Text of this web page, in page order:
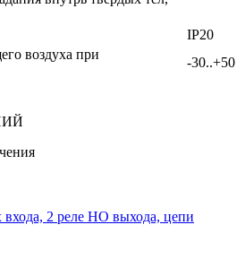
IP20
воздуха при
-30..+50
входа, 2 реле НО выхода, цепи